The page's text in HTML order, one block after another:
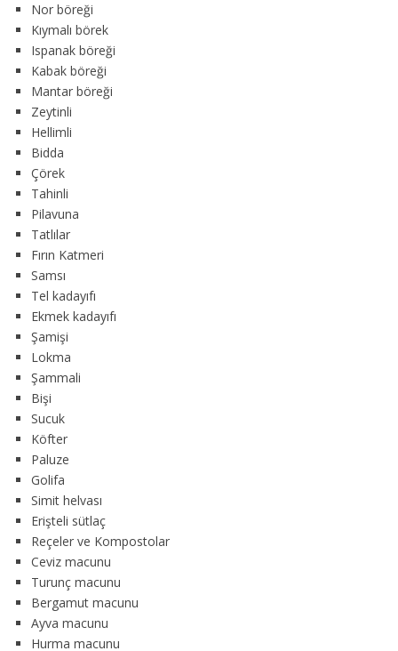
Nor böreği
Kıymalı börek
Ispanak böreği
Kabak böreği
Mantar böreği
Zeytinli
Hellimli
Bidda
Çörek
Tahinli
Pilavuna
Tatlılar
Fırın Katmeri
Samsı
Tel kadayıfı
Ekmek kadayıfı
Şamişi
Lokma
Şammali
Bişi
Sucuk
Köfter
Paluze
Golifa
Simit helvası
Erişteli sütlaç
Reçeler ve Kompostolar
Ceviz macunu
Turunç macunu
Bergamut macunu
Ayva macunu
Hurma macunu